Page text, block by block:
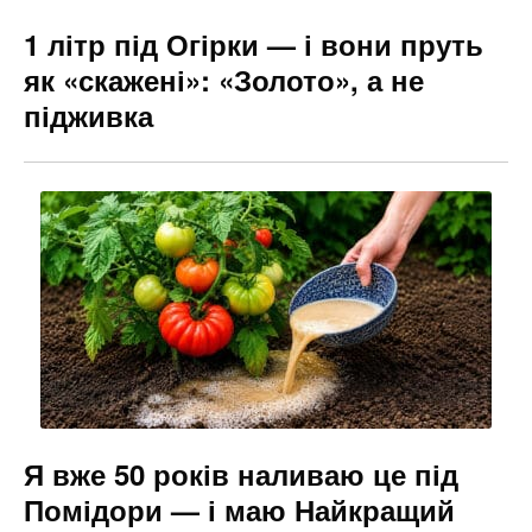
1 літр під Огірки — і вони пруть
як «скажені»: «Золото», а не
підживка
Я вже 50 років наливаю це під
Помідори — і маю Найкращий